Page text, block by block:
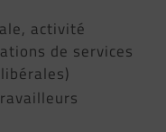
activité
de services